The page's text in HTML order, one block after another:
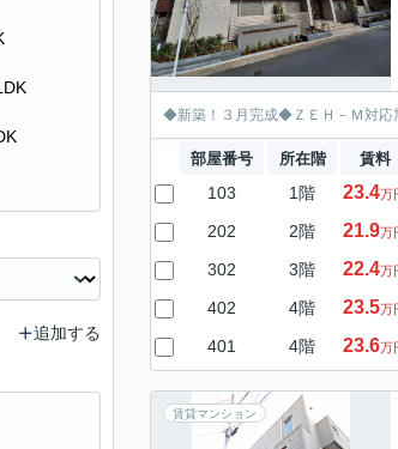
◆新築！３月完成◆ＺＥＨ－Ｍ対応
部屋番号 所在階 賃料
103 1階 23.4万
202 2階 21.9万
302 3階 22.4万
402 4階 23.5万
401 4階 23.6万
賃貸マンション
追加する